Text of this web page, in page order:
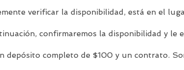
verificar la disponibilidad, está en el
confirmaremos la disponibilidad y le
depósito completo de $100 y un contrato.